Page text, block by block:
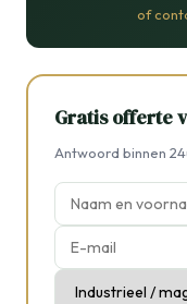
of
Gratis offerte
Antwoord binnen